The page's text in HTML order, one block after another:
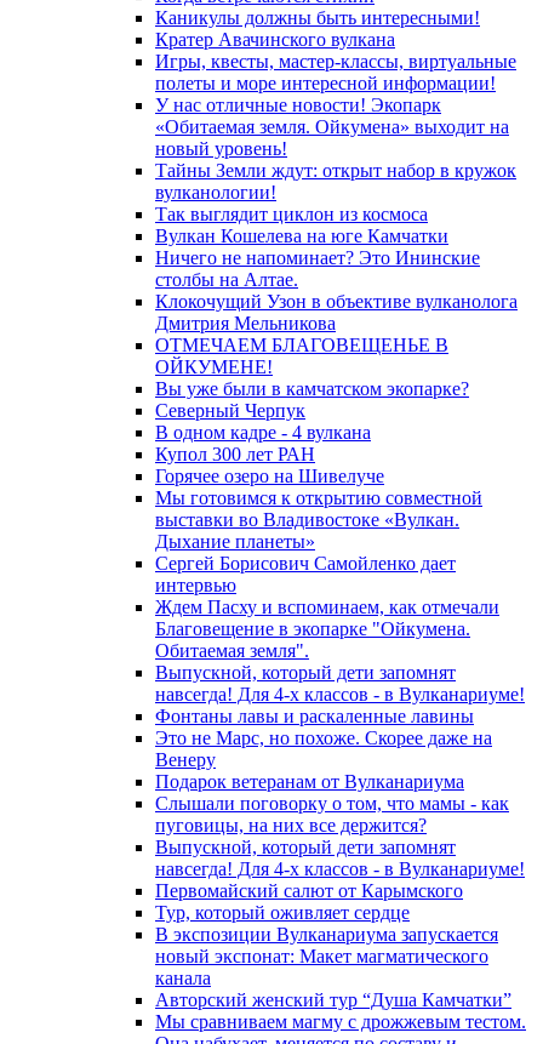
Каникулы должны быть интересными!
Кратер Авачинского вулкана
Игры, квесты, мастер-классы, виртуальные
полеты и море интересной информации!
У нас отличные новости! Экопарк
«Обитаемая земля. Ойкумена» выходит на
новый уровень!
Тайны Земли ждут: открыт набор в кружок
вулканологии!
Так выглядит циклон из космоса
Вулкан Кошелева на юге Камчатки
Ничего не напоминает? Это Ининские
столбы на Алтае.
Клокочущий Узон в объективе вулканолога
Дмитрия Мельникова
ОТМЕЧАЕМ БЛАГОВЕЩЕНЬЕ В
ОЙКУМЕНЕ!
Вы уже были в камчатском экопарке?
Северный Черпук
В одном кадре - 4 вулкана
Купол 300 лет РАН
Горячее озеро на Шивелуче
Мы готовимся к открытию совместной
выставки во Владивостоке «Вулкан.
Дыхание планеты»
Сергей Борисович Самойленко дает
интервью
Ждем Пасху и вспоминаем, как отмечали
Благовещение в экопарке "Ойкумена.
Обитаемая земля".
Выпускной, который дети запомнят
навсегда! Для 4-х классов - в Вулканариуме!
Фонтаны лавы и раскаленные лавины
Это не Марс, но похоже. Скорее даже на
Венеру
Подарок ветеранам от Вулканариума
Слышали поговорку о том, что мамы - как
пуговицы, на них все держится?
Выпускной, который дети запомнят
навсегда! Для 4-х классов - в Вулканариуме!
Первомайский салют от Карымского
Тур, который оживляет сердце
В экспозиции Вулканариума запускается
новый экспонат: Макет магматического
канала
Авторский женский тур “Душа Камчатки”
Мы сравниваем магму с дрожжевым тестом.